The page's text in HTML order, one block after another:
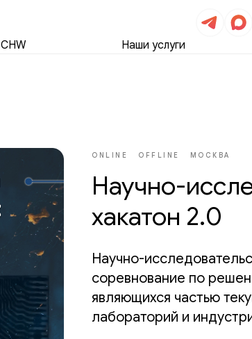
CHW Наши услуги
ONLINE OFFLINE МОСКВА
Научно-
хакатон 2.0
Научно-
соревнование по
являющихся частью
лабораторий и